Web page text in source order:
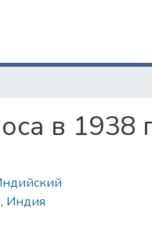
в 1938
, Индия